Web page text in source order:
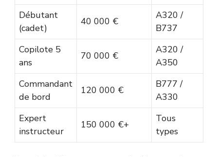
Débutant
(cadet)
40 000 €
A320 /
B737
Copilote 5
ans
70 000 €
A320 /
A350
Commandant
de bord
120 000 €
B777 /
A330
Expert
instructeur
150 000 €+
Tous
types